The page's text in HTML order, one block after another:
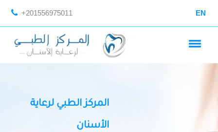
+201556975011 EN
المركز الطبي لرعاية
الأسنان